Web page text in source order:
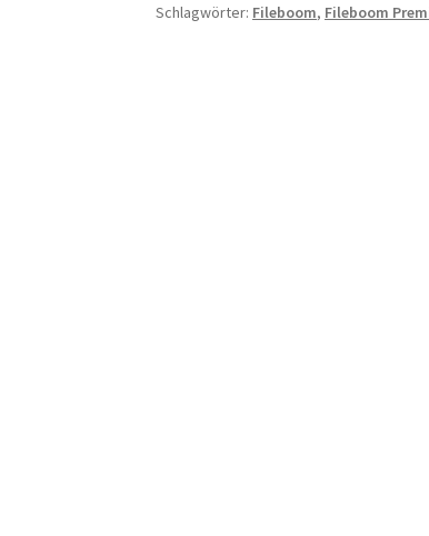
Schlagwörter: Fileboom, Fileboom